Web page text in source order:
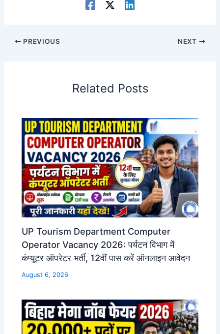
PREVIOUS NEXT
Related Posts
UP Tourism Department Computer
Operator Vacancy 2026: पर्यटन विभाग में
कंप्यूटर ऑपरेटर भर्ती, 12वीं पास करें ऑनलाइन आवेदन
August 6, 2026